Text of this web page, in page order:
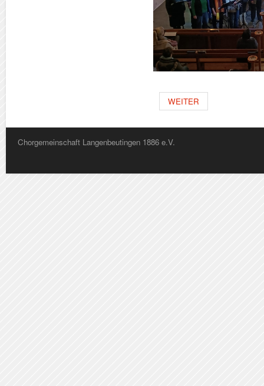
WEITER
Chorgemeinschaft Langenbeutingen 1886 e.V.